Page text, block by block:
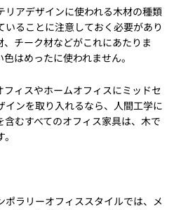
リアデザインに使われる木材の種類
ることに注意しておく必要があり
チーク材などがこれにあたりま
はめったに使われません。
フィスやホームオフィスにミッドセ
インを取り入れるなら、人間工学に
むすべてのオフィス家具は、木で
ポラリーオフィススタイルでは、メ